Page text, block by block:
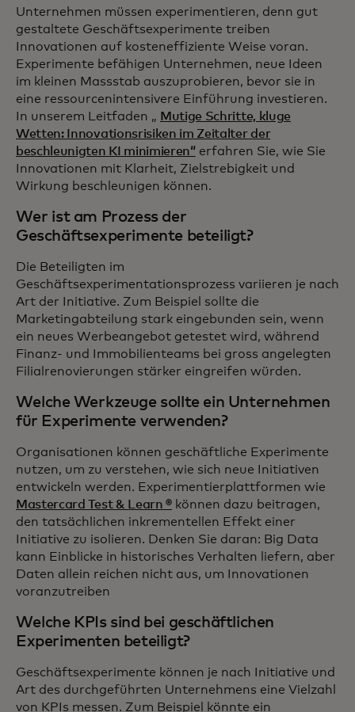
Unternehmen müssen experimentieren, denn gut
gestaltete Geschäftsexperimente treiben
Innovationen auf kosteneffiziente Weise voran.
Experimente befähigen Unternehmen, neue Ideen
im kleinen Massstab auszuprobieren, bevor sie in
eine ressourcenintensivere Einführung investieren.
In unserem Leitfaden „ Mutige Schritte, kluge
Wetten: Innovationsrisiken im Zeitalter der
beschleunigten KI minimieren“erfahren Sie, wie Sie
Innovationen mit Klarheit, Zielstrebigkeit und
Wirkung beschleunigen können.
Wer ist am Prozess der
Geschäftsexperimente beteiligt?
Die Beteiligten im
Geschäftsexperimentationsprozess variieren je nach
Art der Initiative. Zum Beispiel sollte die
Marketingabteilung stark eingebunden sein, wenn
ein neues Werbeangebot getestet wird, während
Finanz- und Immobilienteams bei gross angelegten
Filialrenovierungen stärker eingreifen würden.
Welche Werkzeuge sollte ein Unternehmen
für Experimente verwenden?
Organisationen können geschäftliche Experimente
nutzen, um zu verstehen, wie sich neue Initiativen
entwickeln werden. Experimentierplattformen wie
Mastercard Test & Learn ® können dazu beitragen,
den tatsächlichen inkrementellen Effekt einer
Initiative zu isolieren. Denken Sie daran: Big Data
kann Einblicke in historisches Verhalten liefern, aber
Daten allein reichen nicht aus, um Innovationen
voranzutreiben
Welche KPIs sind bei geschäftlichen
Experimenten beteiligt?
Geschäftsexperimente können je nach Initiative und
Art des durchgeführten Unternehmens eine Vielzahl
von KPIs messen. Zum Beispiel könnte ein